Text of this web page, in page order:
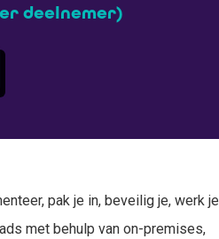
deelnemer)
pak je in, beveilig je, werk je
met behulp van on-premises,